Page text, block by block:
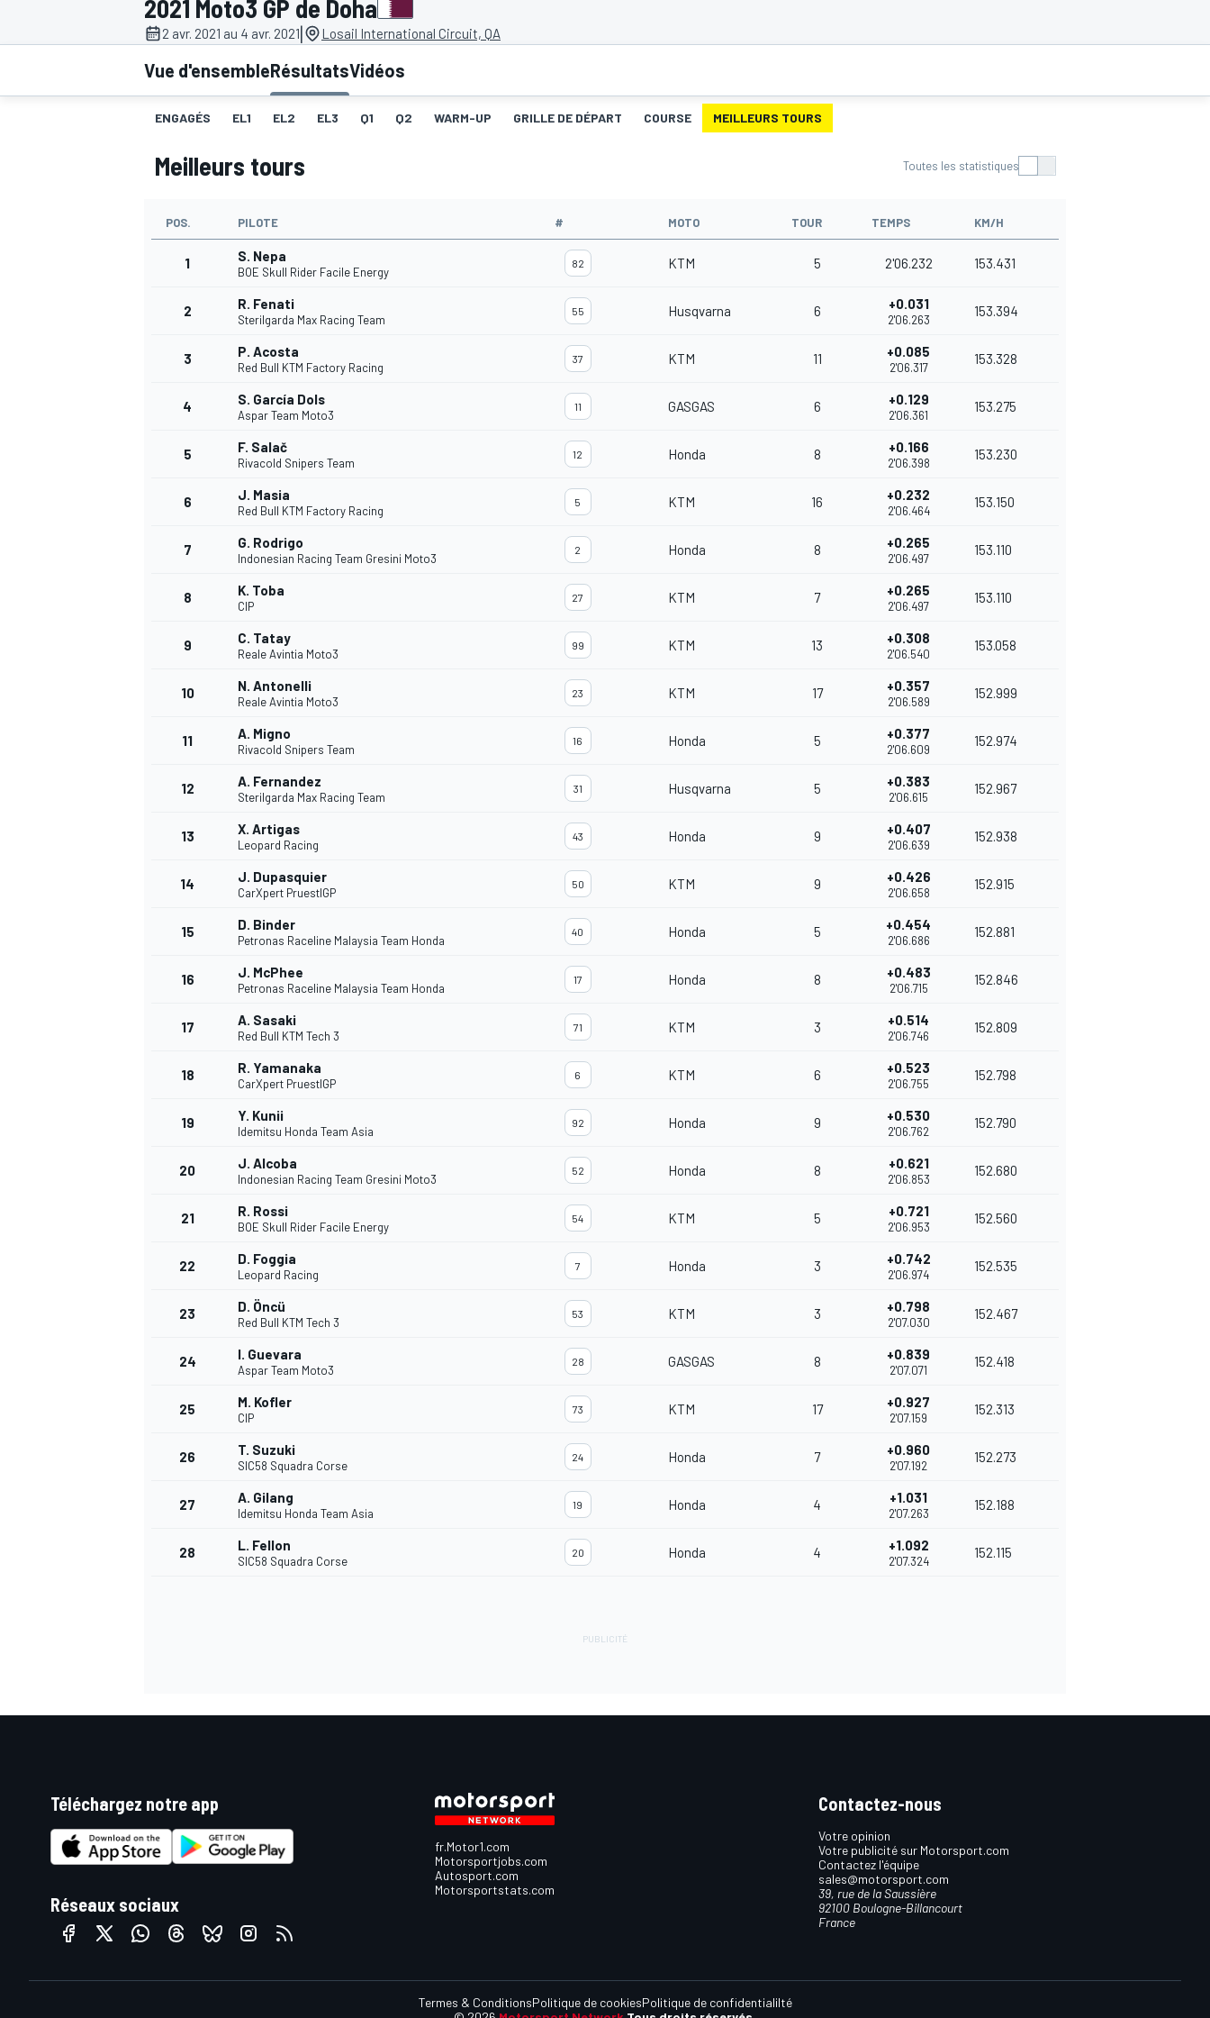
2021 Moto3 GP de Doha
2 avr. 2021 au 4 avr. 2021| Losail International Circuit, QA
Vue d'ensembleRésultatsVidéos
ENGAGÉS EL1 EL2 EL3 Q1 Q2 WARM-UP GRILLE DE DÉPART COURSE MEILLEURS TOURS
Meilleurs tours Toutes les statistiques
POS. PILOTE # MOTO TOUR TEMPS KM/H
1 S. Nepa
BOE Skull Rider Facile Energy
82 KTM 5 2'06.232 153.431
2 R. Fenati
Sterilgarda Max Racing Team
55 Husqvarna 6 +0.031
2'06.263
153.394
3 P. Acosta
Red Bull KTM Factory Racing
37 KTM 11 +0.085
2'06.317
153.328
4 S. García Dols
Aspar Team Moto3
11 GASGAS 6 +0.129
2'06.361
153.275
5 F. Salač
Rivacold Snipers Team
12 Honda 8 +0.166
2'06.398
153.230
6 J. Masia
Red Bull KTM Factory Racing
5 KTM 16 +0.232
2'06.464
153.150
7 G. Rodrigo
Indonesian Racing Team Gresini Moto3
2 Honda 8 +0.265
2'06.497
153.110
8 K. Toba
CIP
27 KTM 7 +0.265
2'06.497
153.110
9 C. Tatay
Reale Avintia Moto3
99 KTM 13 +0.308
2'06.540
153.058
10 N. Antonelli
Reale Avintia Moto3
23 KTM 17 +0.357
2'06.589
152.999
11 A. Migno
Rivacold Snipers Team
16 Honda 5 +0.377
2'06.609
152.974
12 A. Fernandez
Sterilgarda Max Racing Team
31 Husqvarna 5 +0.383
2'06.615
152.967
13 X. Artigas
Leopard Racing
43 Honda 9 +0.407
2'06.639
152.938
14 J. Dupasquier
CarXpert PruestlGP
50 KTM 9 +0.426
2'06.658
152.915
15 D. Binder
Petronas Raceline Malaysia Team Honda
40 Honda 5 +0.454
2'06.686
152.881
16 J. McPhee
Petronas Raceline Malaysia Team Honda
17 Honda 8 +0.483
2'06.715
152.846
17 A. Sasaki
Red Bull KTM Tech 3
71 KTM 3 +0.514
2'06.746
152.809
18 R. Yamanaka
CarXpert PruestlGP
6 KTM 6 +0.523
2'06.755
152.798
19 Y. Kunii
Idemitsu Honda Team Asia
92 Honda 9 +0.530
2'06.762
152.790
20 J. Alcoba
Indonesian Racing Team Gresini Moto3
52 Honda 8 +0.621
2'06.853
152.680
21 R. Rossi
BOE Skull Rider Facile Energy
54 KTM 5 +0.721
2'06.953
152.560
22 D. Foggia
Leopard Racing
7 Honda 3 +0.742
2'06.974
152.535
23 D. Öncü
Red Bull KTM Tech 3
53 KTM 3 +0.798
2'07.030
152.467
24 I. Guevara
Aspar Team Moto3
28 GASGAS 8 +0.839
2'07.071
152.418
25 M. Kofler
CIP
73 KTM 17 +0.927
2'07.159
152.313
26 T. Suzuki
SIC58 Squadra Corse
24 Honda 7 +0.960
2'07.192
152.273
27 A. Gilang
Idemitsu Honda Team Asia
19 Honda 4 +1.031
2'07.263
152.188
28 L. Fellon
SIC58 Squadra Corse
20 Honda 4 +1.092
2'07.324
152.115
Téléchargez notre app
Réseaux sociaux
fr.Motor1.com
Motorsportjobs.com
Autosport.com
Motorsportstats.com
Contactez-nous
Votre opinion
Votre publicité sur Motorsport.com
Contactez l'équipe
sales@motorsport.com
39, rue de la Saussière
92100 Boulogne-Billancourt
France
Termes & ConditionsPolitique de cookiesPolitique de confidentialilté